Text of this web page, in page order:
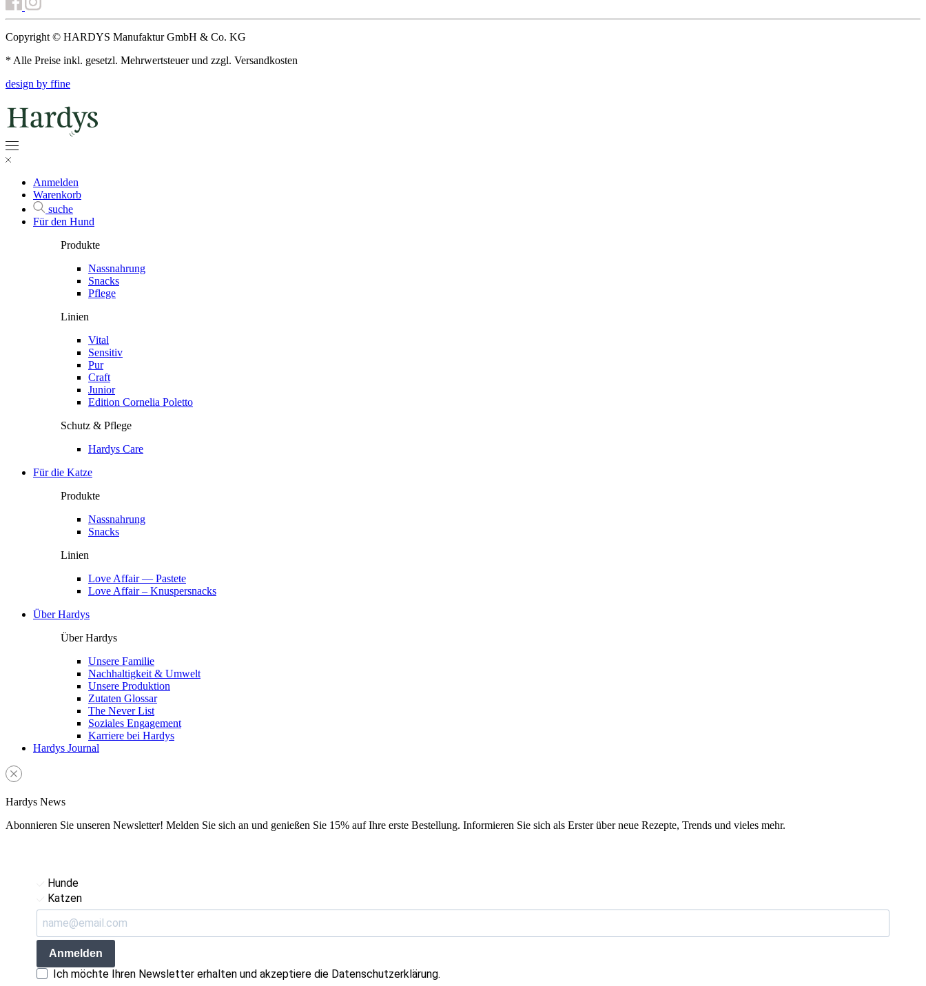
Copyright © HARDYS Manufaktur GmbH & Co. KG
* Alle Preise inkl. gesetzl. Mehrwertsteuer und zzgl. Versandkosten
design by ffine
Anmelden
Warenkorb
suche
Für den Hund
Produkte
Nassnahrung
Snacks
Pflege
Linien
Vital
Sensitiv
Pur
Craft
Junior
Edition Cornelia Poletto
Schutz & Pflege
Hardys Care
Für die Katze
Produkte
Nassnahrung
Snacks
Linien
Love Affair — Pastete
Love Affair – Knuspersnacks
Über Hardys
Über Hardys
Unsere Familie
Nachhaltigkeit & Umwelt
Unsere Produktion
Zutaten Glossar
The Never List
Soziales Engagement
Karriere bei Hardys
Hardys Journal
Hardys News
Abonnieren Sie unseren Newsletter! Melden Sie sich an und genießen Sie 15% auf Ihre erste Bestellung. Informieren Sie sich als Erster über neue Rezepte, Trends und vieles mehr.
Hunde
Katzen
Anmelden
Ich möchte Ihren Newsletter erhalten und akzeptiere die Datenschutzerklärung.